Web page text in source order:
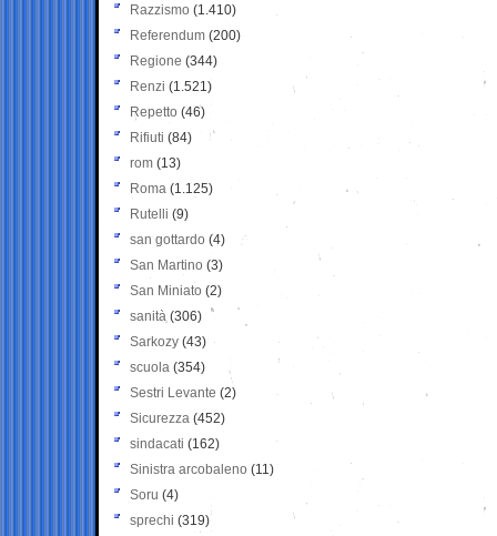
Razzismo (1.410)
Referendum (200)
Regione (344)
Renzi (1.521)
Repetto (46)
Rifiuti (84)
rom (13)
Roma (1.125)
Rutelli (9)
san gottardo (4)
San Martino (3)
San Miniato (2)
sanità (306)
Sarkozy (43)
scuola (354)
Sestri Levante (2)
Sicurezza (452)
sindacati (162)
Sinistra arcobaleno (11)
Soru (4)
sprechi (319)